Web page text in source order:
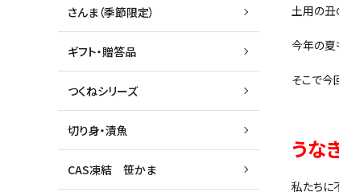
土用の丑
今年の夏
そこで今
うな
私たちに
さんま（季節限定）
ギフト・贈答品
つくねシリーズ
切り身・漬魚
CAS凍結 笹かま